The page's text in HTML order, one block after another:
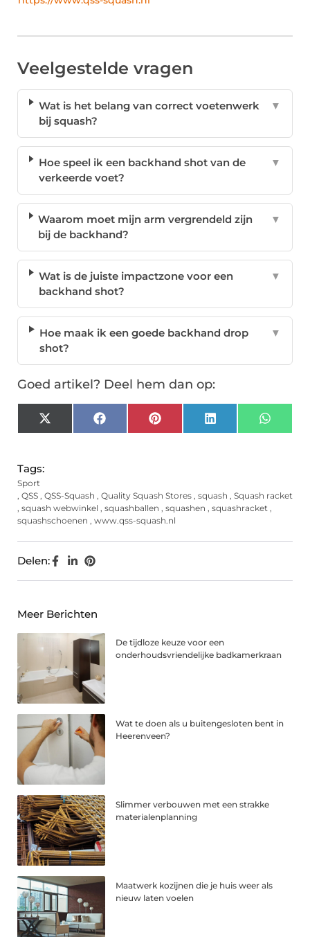
Veelgestelde vragen
Wat is het belang van correct voetenwerk
bij squash?
▼
Hoe speel ik een backhand shot van de
verkeerde voet?
▼
Waarom moet mijn arm vergrendeld zijn
bij de backhand?
▼
Wat is de juiste impactzone voor een
backhand shot?
▼
Hoe maak ik een goede backhand drop
shot?
▼
Goed artikel? Deel hem dan op:
X
(Twitter)
FacebookPinterest LinkedIn
Tags:
Sport
, QSS , QSS-Squash , Quality Squash Stores , squash , Squash racket
, squash webwinkel , squashballen , squashen , squashracket ,
squashschoenen , www.qss-squash.nl
Delen:
Meer Berichten
De tijdloze keuze voor een
onderhoudsvriendelijke badkamerkraan
Wat te doen als u buitengesloten bent in
Heerenveen?
Slimmer verbouwen met een strakke
materialenplanning
Maatwerk kozijnen die je huis weer als
nieuw laten voelen